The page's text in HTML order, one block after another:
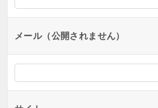
ョ
ンメール（公開されません）